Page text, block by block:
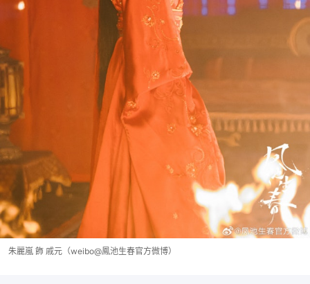
朱麗嵐 飾 戚元（weibo@鳳池生春官方微博）